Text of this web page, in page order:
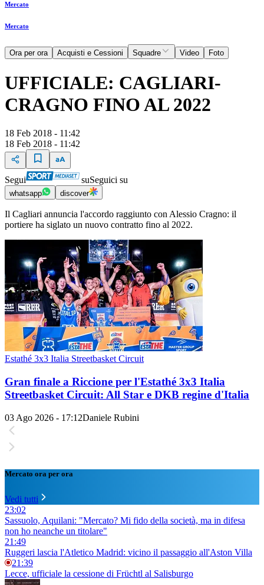
Mercato
Mercato
Ora per ora Acquisti e Cessioni Squadre Video Foto
UFFICIALE: CAGLIARI-
CRAGNO FINO AL 2022
18 Feb 2018 - 11:42
18 Feb 2018 - 11:42
Segui suSeguici su
whatsapp discover
Il Cagliari annuncia l'accordo raggiunto con Alessio Cragno: il
portiere ha siglato un nuovo contratto fino al 2022.
Estathé 3x3 Italia Streetbasket Circuit
Gran finale a Riccione per l'Estathé 3x3 Italia
Streetbasket Circuit: All Star e DKB regine d'Italia
03 Ago 2026 - 17:12Daniele Rubini
Mercato ora per ora
Vedi tutti
23:02
Sassuolo, Aquilani: "Mercato? Mi fido della società, ma in difesa
non ho neanche un titolare"
21:49
Ruggeri lascia l'Atletico Madrid: vicino il passaggio all'Aston Villa
21:39
Lecce, ufficiale la cessione di Früchtl al Salisburgo